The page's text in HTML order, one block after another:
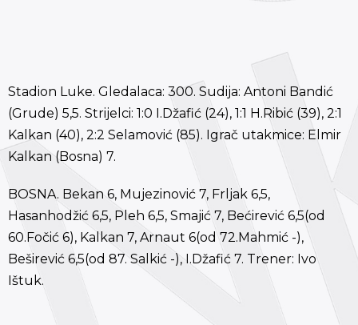
Stadion Luke. Gledalaca: 300. Sudija: Antoni Bandić
(Grude) 5,5. Strijelci: 1:0 I.Džafić (24), 1:1 H.Ribić (39), 2:1
Kalkan (40), 2:2 Selamović (85). Igrač utakmice: Elmir
Kalkan (Bosna) 7.
BOSNA. Bekan 6, Mujezinović 7, Frljak 6,5,
Hasanhodžić 6,5, Pleh 6,5, Smajić 7, Bećirević 6,5(od
60.Fočić 6), Kalkan 7, Arnaut 6(od 72.Mahmić -),
Beširević 6,5(od 87. Salkić -), I.Džafić 7. Trener: Ivo
Ištuk.